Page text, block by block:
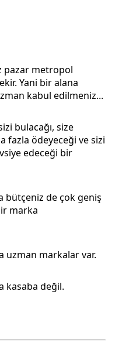
pazar metropol
Yani bir alana
kabul edilmeniz...
bulacağı, size
fazla ödeyeceği ve sizi
edeceği bir
bütçeniz de çok geniş
marka
uzman markalar var.
kasaba değil.